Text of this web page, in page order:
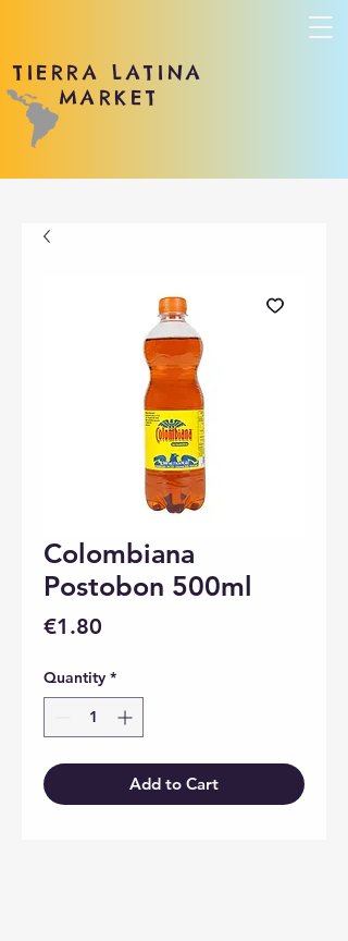
TIERRA LATINA
MARKET
Colombiana
Postobon 500ml
€1.80
Quantity *
Add to Cart